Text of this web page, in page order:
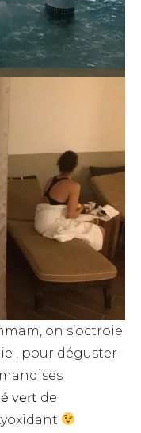
on s’octroie
, pour déguster
vert de